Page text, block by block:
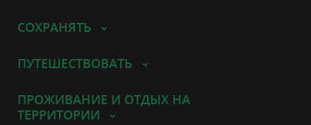
СОХРАНЯТЬ
ПУТЕШЕСТВОВАТЬ
ПРОЖИВАНИЕ И ОТДЫХ НА
ТЕРРИТОРИИ